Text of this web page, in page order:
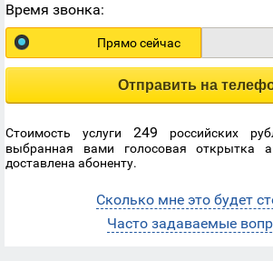
Время звонка:
Прямо сейчас
Отправить на
Стоимость услуги 249 российских
выбранная вами голосовая открытка
доставлена абоненту.
Сколько мне это будет
Часто задаваемые